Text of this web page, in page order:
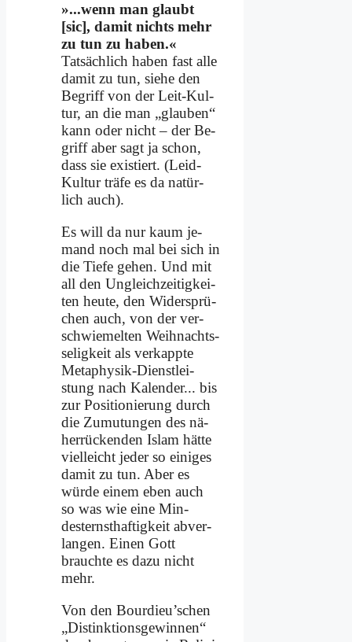
»...wenn man glaubt
[sic], da­mit nichts mehr
zu tun zu ha­ben.«
Tat­säch­lich ha­ben fast al­le
da­mit zu tun, sie­he den
Be­griff von der Leit-Kul­
tur, an die man „glau­ben“
kann oder nicht – der Be­
griff aber sagt ja schon,
dass sie exi­stiert. (Leid-
Kul­tur trä­fe es da na­tür­
lich auch).
Es will da nur kaum je­
mand noch mal bei sich in
die Tie­fe ge­hen. Und mit
all den Un­gleich­zei­tig­kei­
ten heu­te, den Wi­der­sprü­
chen auch, von der ver­
schwie­mel­ten Weih­nachts­
se­lig­keit als ver­kapp­te
Me­ta­phy­sik-Dienst­lei­
stung nach Ka­len­der... bis
zur Po­si­tio­nie­rung durch
die Zu­mu­tun­gen des nä­
her­rücken­den Is­lam hät­te
viel­leicht je­der so ei­ni­ges
da­mit zu tun. Aber es
wür­de ei­nem eben auch
so was wie ei­ne Min­
desternst­haf­tig­keit ab­ver­
lan­gen. Ei­nen Gott
brauch­te es da­zu nicht
mehr.
Von den Bourdieu’schen
„Di­stink­ti­ons­ge­win­nen“